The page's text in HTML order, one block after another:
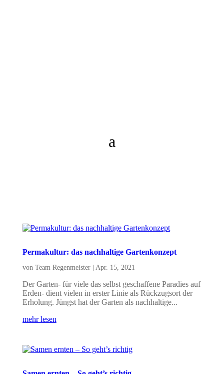
Permakultur: das nachhaltige Gartenkonzept
von Team Regenmeister| Apr. 15, 2021
Der Garten- für viele das selbst geschaffene Paradies auf
Erden- dient vielen in erster Linie als Rückzugsort der
Erholung. Jüngst hat der Garten als nachhaltige...
mehr lesen